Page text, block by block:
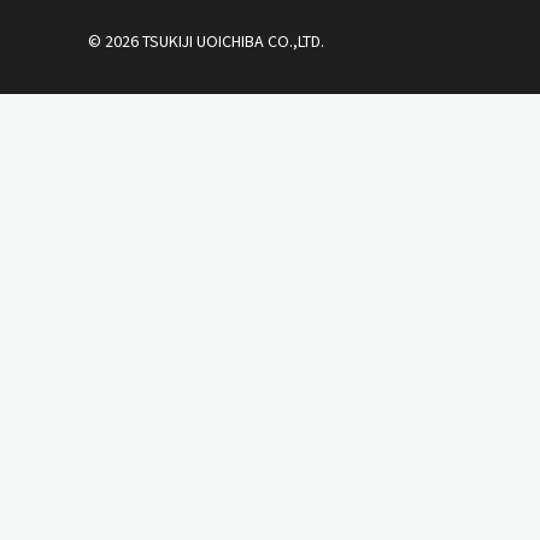
© 2026 TSUKIJI UOICHIBA CO.,LTD.